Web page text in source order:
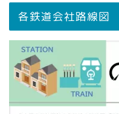
各鉄道会社路線図